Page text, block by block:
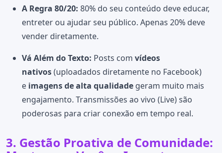
A Regra 80/20: 80% do seu conteúdo deve educar,
entreter ou ajudar seu público. Apenas 20% deve
vender diretamente.
Vá Além do Texto: Posts com vídeos
nativos(uploadados diretamente no Facebook)
e imagens de alta qualidade geram muito mais
engajamento. Transmissões ao vivo (Live) são
poderosas para criar conexão em tempo real.
3. Gestão Proativa de Comunidade: